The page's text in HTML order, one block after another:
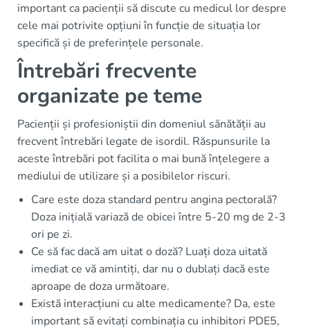
important ca pacienții să discute cu medicul lor despre
cele mai potrivite opțiuni în funcție de situația lor
specifică și de preferințele personale.
Întrebări frecvente
organizate pe teme
Pacienții și profesioniștii din domeniul sănătății au
frecvent întrebări legate de isordil. Răspunsurile la
aceste întrebări pot facilita o mai bună înțelegere a
mediului de utilizare și a posibilelor riscuri.
Care este doza standard pentru angina pectorală?
Doza inițială variază de obicei între 5-20 mg de 2-3
ori pe zi.
Ce să fac dacă am uitat o doză? Luați doza uitată
imediat ce vă amintiți, dar nu o dublați dacă este
aproape de doza următoare.
Există interacțiuni cu alte medicamente? Da, este
important să evitați combinația cu inhibitori PDE5,